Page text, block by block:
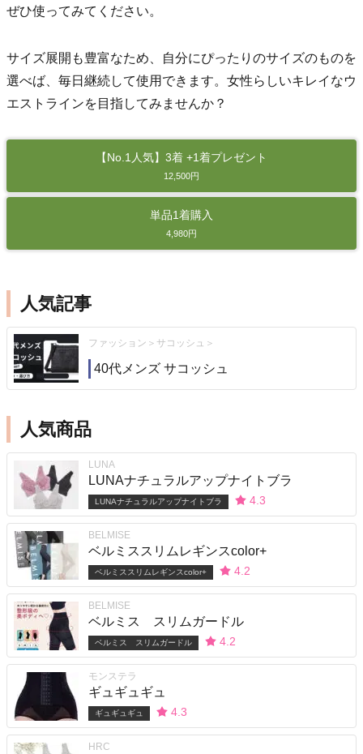
ぜひ使ってみてください。
サイズ展開も豊富なため、自分にぴったりのサイズのものを
選べば、毎日継続して使用できます。女性らしいキレイなウ
エストラインを目指してみませんか？
【No.1人気】3着 +1着プレゼント
12,500円
単品1着購入
4,980円
人気記事
ファッション サコッシュ
40代メンズ サコッシュ
人気商品
LUNA
LUNAナチュラルアップナイトブラ
LUNAナチュラルアップナイトブラ 4.3
BELMISE
ベルミススリムレギンスcolor+
ベルミススリムレギンスcolor+ 4.2
BELMISE
ベルミス スリムガードル
ベルミス スリムガードル 4.2
モンステラ
ギュギュギュ
ギュギュギュ 4.3
HRC